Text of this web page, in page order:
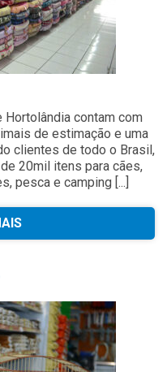
contam com
de estimação e uma
clientes de todo o Brasil,
20mil itens para cães,
pesca e camping [...]